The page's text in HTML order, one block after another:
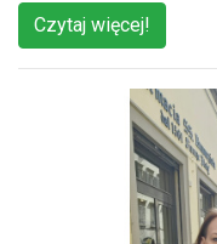
Czytaj więcej!